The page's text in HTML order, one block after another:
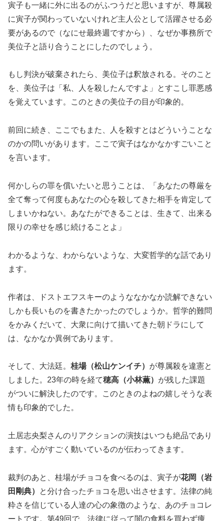
寅子も一緒に外に出るのがふつうだと思いますが、尊属殺
に寅子が関わっていないけれど主人公として活躍させる必
要があるので（なにせ最終週ですから）、なぜか事務所で
美位子と語り合うことにしたのでしょう。
もし判決が破棄されたら、美位子は釈放される。そのこと
を、美位子は「私、人を殺したんですよ」とすこし罪悪感
を覚えています。このときの美位子の目が印象的。
前回に続き、ここでもまた、人を殺すとはどういうことな
のかの問いがあります。ここで寅子はなかなかすごいこと
を言います。
何かしらの罪を償いたいと思うことは、「あなたの尊厳を
全て奪って何度もあなたの心を殺してきた相手を肯定して
しまいかねない。あなたができることは、生きて、出来る
限りの幸せを感じ続けることよ」
わかるような、わからないような、大変哲学的な話であり
ます。
作者は、ドストエフスキーのようななかなか読解できない
しかも長いものを書きたかったのでしょうか。哲学的難問
をかみくだいて、大衆に向けて描いてきた朝ドラにして
は、なかなか異例であります。
そして、大法廷。 桂場（松山ケンイチ） が尊属殺を違憲と
しました。23年の時を経て穂高（小林薫） が残した課題
がついに解決したのです。このときのよねの嬉しそうな表
情も印象的でした。
土居志央梨さんのリアクションの演技はいつも絶品であり
ます。心がすごく動いているのが伝わってきます。
裁判のあと、桂場がチョコを食べるのは、寅子が花岡（岩
田剛典）
と分け合ったチョコを思い出させます。法律の純
粋さを信じている人達の心の象徴のような、あのチョコレ
ートです。第49回で、法律に従って闇の食料を買わず痩